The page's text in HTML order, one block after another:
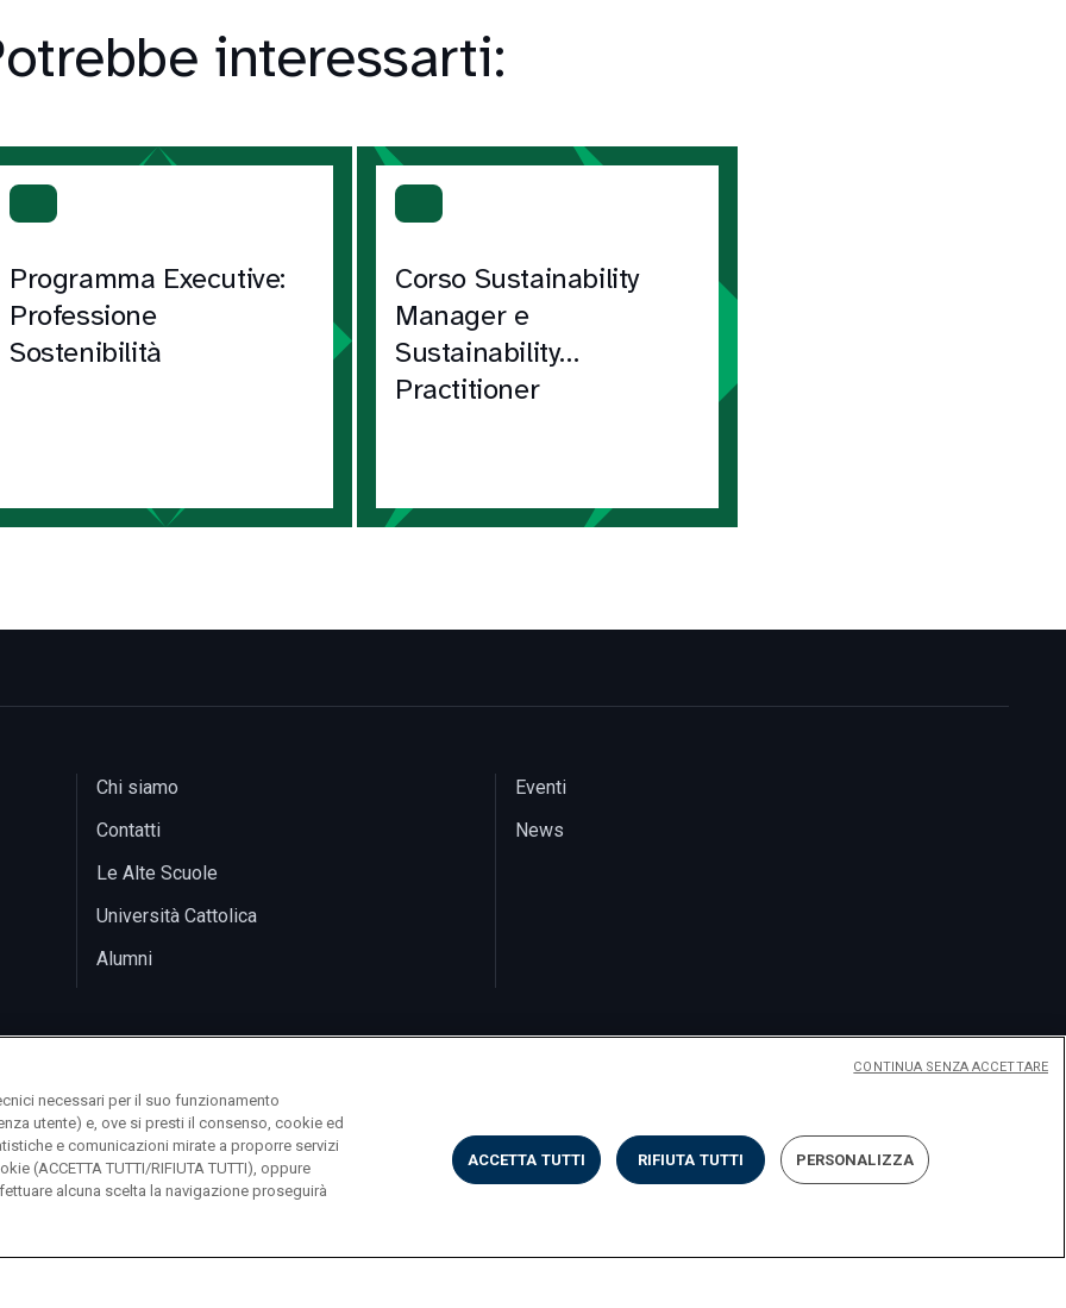
interessarti:
Programma Executive:
Professione
Sostenibilità
Corso Sustainability
Manager e
Sustainability
Practitioner
Chi siamo
Contatti
Le Alte Scuole
Università Cattolica
Alumni
Eventi
News
A. Gemelli 1, 20123 Milano PI 02133120150 PrivacyCookiesImpostazione dei cookies
necessari per il suo funzionamento
utente) e, ove si presti il consenso, cookie ed
e comunicazioni mirate a proporre servizi
(ACCETTA TUTTI/RIFIUTA TUTTI), oppure
alcuna scelta la navigazione proseguirà
ACCETTA TUTTI RIFIUTA TUTTI PERSONALIZZA
CONTINUA SENZA ACCETTARE